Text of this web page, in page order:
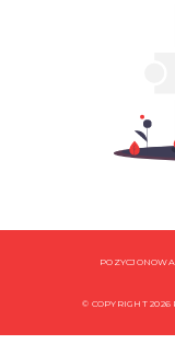
© COPYRIGHT